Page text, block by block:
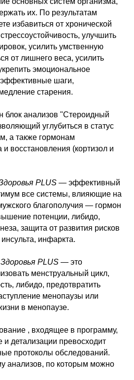
их. По результатам
избавиться от хронической
улучшить
усилить умственную
от лишнего веса, усилить
эмоциональное
эффективные шаги,
старения.
блок анализов "Стероидный
углубиться в статус
а также гормонам
и восстановления (кортизол и
PLUS — эффективный
все системы, влияющие на
благополучия — гормон
потенции, либидо,
защита от развития рисков
инфаркта.
PLUS — это
менструальный цикл,
либидо, предотвратить
менопаузы или
в менопаузе.
, входящее в программу,
и детализации превосходит
протоколы обследований.
анализов, по которым можно